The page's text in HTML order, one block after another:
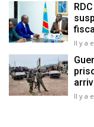
Il y a
Il y a